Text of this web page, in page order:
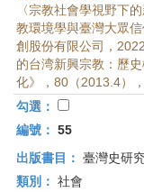
〈宗教社會學視野下
教環境學與臺灣大眾
創股份有限公司，
的台湾新興宗教：歷
化》，80（2013.4）
勾選：
編號： 55
出版書目： 臺灣史研
類別： 社會